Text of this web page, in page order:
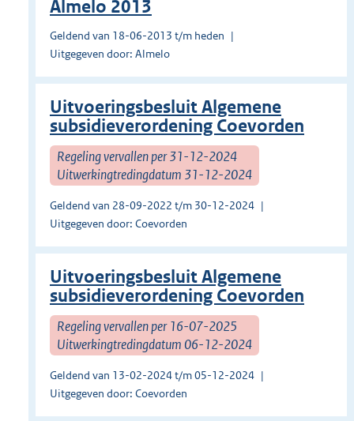
Almelo 2013
Geldend van 18-06-2013 t/m heden
Uitgegeven door: Almelo
Uitvoeringsbesluit Algemene
subsidieverordening Coevorden
Regeling vervallen per 31-12-2024
Uitwerkingtredingdatum 31-12-2024
Geldend van 28-09-2022 t/m 30-12-2024
Uitgegeven door: Coevorden
Uitvoeringsbesluit Algemene
subsidieverordening Coevorden
Regeling vervallen per 16-07-2025
Uitwerkingtredingdatum 06-12-2024
Geldend van 13-02-2024 t/m 05-12-2024
Uitgegeven door: Coevorden